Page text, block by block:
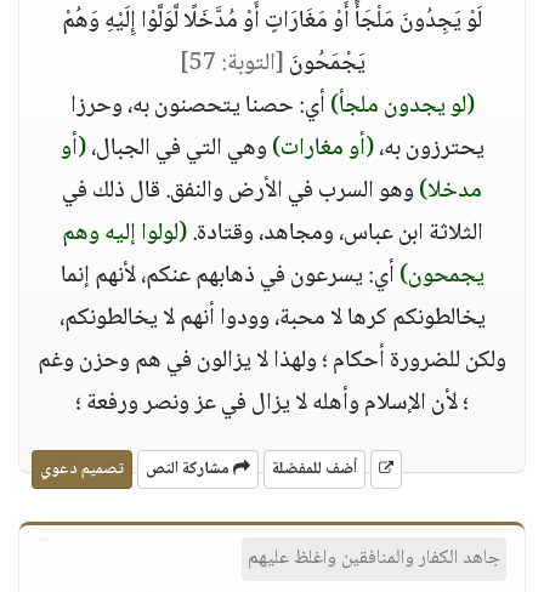
لَوْ يَجِدُونَ مَلْجَأً أَوْ مَغَارَاتٍ أَوْ مُدَّخَلًا لَّوَلَّوْا إِلَيْهِ وَهُمْ
يَجْمَحُونَ[التوبة: 57]
(لو يجدون ملجأ)أي: حصنا يتحصنون به، وحرزا
يحترزون به،(أو مغارات)وهي التي في الجبال،(أو
مدخلا)وهو السرب في الأرض والنفق. قال ذلك في
الثلاثة ابن عباس، ومجاهد، وقتادة.(لولوا إليه وهم
يجمحون)أي: يسرعون في ذهابهم عنكم، لأنهم إنما
يخالطونكم كرها لا محبة، وودوا أنهم لا يخالطونكم،
ولكن للضرورة أحكام ؛ ولهذا لا يزالون في هم وحزن وغم
؛ لأن الإسلام وأهله لا يزال في عز ونصر ورفعة ؛
أضف للمفضلة مشاركة النص تصميم دعوي
جاهد الكفار والمنافقين واغلظ عليهم